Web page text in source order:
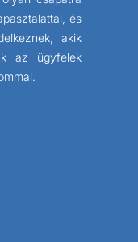
és
akik
az ügyfelek